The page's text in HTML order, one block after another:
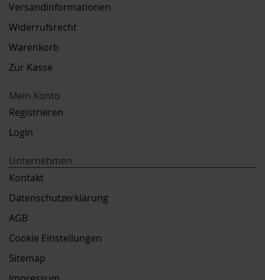
Versandinformationen
Widerrufsrecht
Warenkorb
Zur Kasse
Mein Konto
Registrieren
Login
Unternehmen
Kontakt
Datenschutzerklärung
AGB
Cookie Einstellungen
Sitemap